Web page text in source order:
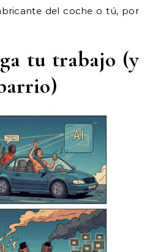
del coche o tú, por
tu trabajo (y